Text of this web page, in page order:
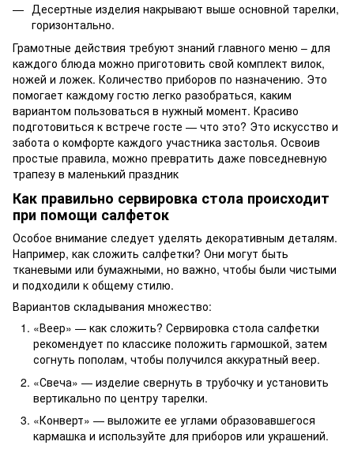
Десертные изделия накрывают выше основной тарелки,
горизонтально.
Грамотные действия требуют знаний главного меню – для
каждого блюда можно приготовить свой комплект вилок,
ножей и ложек. Количество приборов по назначению. Это
помогает каждому гостю легко разобраться, каким
вариантом пользоваться в нужный момент. Красиво
подготовиться к встрече госте — что это? Это искусство и
забота о комфорте каждого участника застолья. Освоив
простые правила, можно превратить даже повседневную
трапезу в маленький праздник
Как правильно сервировка стола происходит
при помощи салфеток
Особое внимание следует уделять декоративным деталям.
Например, как сложить салфетки? Они могут быть
тканевыми или бумажными, но важно, чтобы были чистыми
и подходили к общему стилю.
Вариантов складывания множество:
«Веер» — как сложить? Сервировка стола салфетки
рекомендует по классике положить гармошкой, затем
согнуть пополам, чтобы получился аккуратный веер.
«Свеча» — изделие свернуть в трубочку и установить
вертикально по центру тарелки.
«Конверт» — выложите ее углами образовавшегося
кармашка и используйте для приборов или украшений.